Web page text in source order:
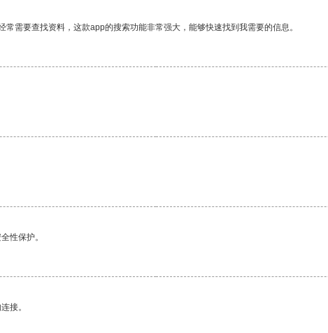
需要查找资料，这款app的搜索功能非常强大，能够快速找到我需要的信息。
性保护。
接。